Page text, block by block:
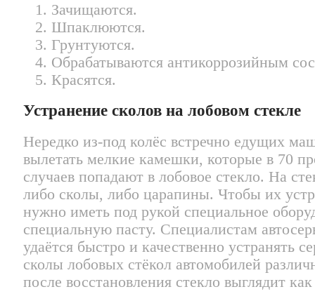
Зачищаются.
Шпаклюются.
Грунтуются.
Обрабатываются антикоррозийным
Красятся.
Устранение сколов на лобовом стекле
Нередко из-под колёс встречно едущих
вылетать мелкие камешки, которые в 70
случаев попадают в лобовое стекло. На
либо сколы, либо царапины. Чтобы их
нужно иметь под рукой специальное
специальную пасту. Специалистам
удаётся быстро и качественно устранять
сколы лобовых стёкол автомобилей
после восстановления стекло выглядит